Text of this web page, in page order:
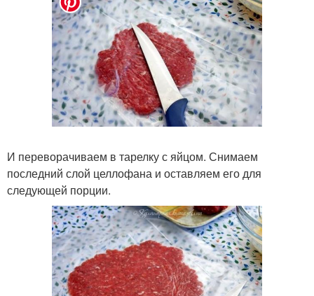
И переворачиваем в тарелку с яйцом. Снимаем
последний слой целлофана и оставляем его для
следующей порции.